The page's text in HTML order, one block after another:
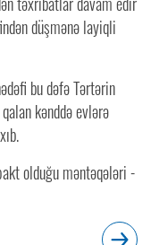
düşmənə layiqli
bu dəfə Tərtərin
kənddə evlərə
olduğu məntəqələri -